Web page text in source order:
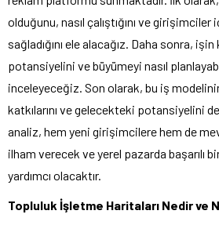
olduğunu, nasıl çalıştığını ve
sağladığını ele alacağız. Daha sonra,
potansiyelini ve büyümeyi nasıl
inceleyeceğiz. Son olarak, bu iş
katkılarını ve gelecekteki potansiyelini
analiz, hem yeni girişimcilere hem de
ilham verecek ve yerel pazarda başarılı
yardımcı olacaktır.
Topluluk İşletme Haritaları Nedir ve